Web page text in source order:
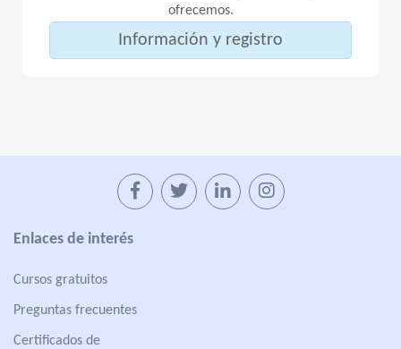
ofrecemos.
Información y registro
Enlaces de interés
Cursos gratuitos
Preguntas frecuentes
Certificados de